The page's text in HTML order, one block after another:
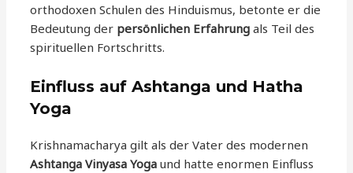
orthodoxen Schulen des Hinduismus, betonte er die
Bedeutung der persönlichen Erfahrung als Teil des
spirituellen Fortschritts.
Einfluss auf Ashtanga und Hatha
Yoga
Krishnamacharya gilt als der Vater des modernen
Ashtanga Vinyasa Yoga und hatte enormen Einfluss